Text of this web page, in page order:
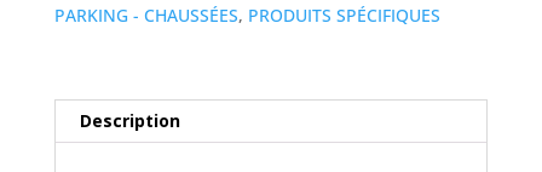
PARKING - CHAUSSÉES, PRODUITS SPÉCIFIQUES
Description